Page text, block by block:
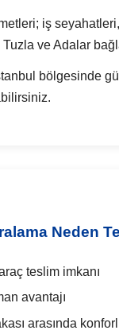
iş
ve Adalar
bölgesinde
Neden
teslim imkanı
avantajı
arasında